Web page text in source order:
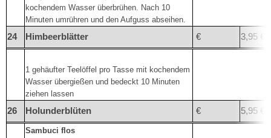
kochendem Wasser überbrühen. Nach 10
Minuten umrühren und den Aufguss abseihen.
24 Himbeerblätter € 3,95 €
1 gehäufter Teelöffel pro Tasse mit kochendem
Wasser übergießen und bedeckt 10 Minuten
ziehen lassen
26 Holunderblüten € 5,95 €
Sambuci flos